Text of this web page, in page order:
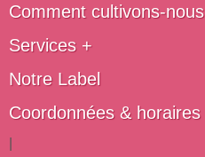
Comment cultivons-nous
Services +
Notre Label
Coordonnées & horaires